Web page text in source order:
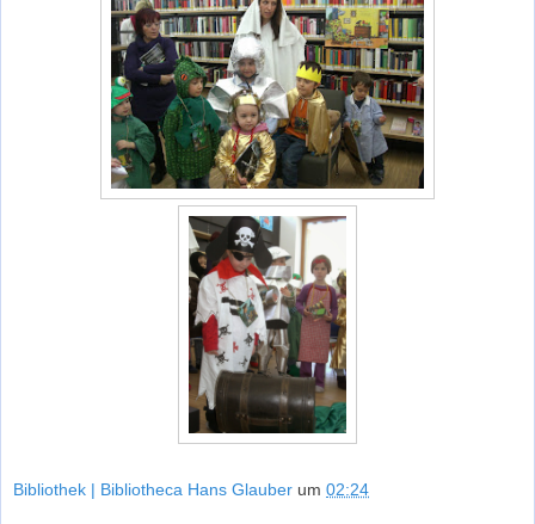
Bibliothek | Bibliotheca Hans Glauber um 02:24